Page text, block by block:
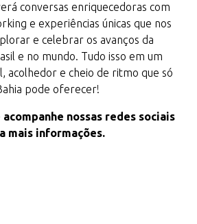
conversas enriquecedoras com
e experiências únicas que nos
e celebrar os avanços da
e no mundo. Tudo isso em um
acolhedor e cheio de ritmo que só
pode oferecer!
nossas redes sociais
mais informações.